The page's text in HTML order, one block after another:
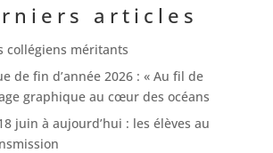
articles
collégiens méritants
de fin d’année 2026 : « Au fil de
graphique au cœur des océans
juin à aujourd’hui : les élèves au